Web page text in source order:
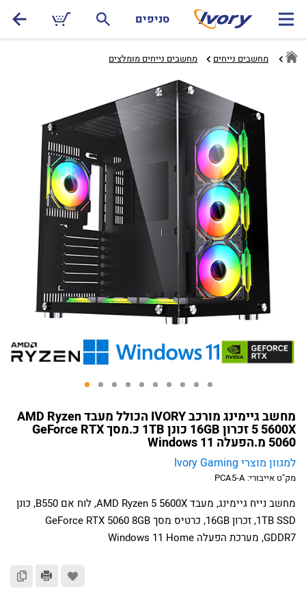
סניפים
מחשבים נייחים מחשבים נייחים מומלצים‏
מחשב גיימינג מורכב IVORY הכולל מעבד AMD Ryzen
5 5600X זכרון 16GB כונן 1TB כ.מסך GeForce RTX
5060 מ.הפעלה Windows 11
למגוון מוצרי Ivory Gaming
מק"ט אייבורי: PCA5-A
מחשב נייח גיימינג, מעבד AMD Ryzen 5 5600X, לוח אם B550, כונן
1TB SSD, זכרון 16GB, כרטיס מסך GeForce RTX 5060 8GB
GDDR7, מערכת הפעלה Windows 11 Home